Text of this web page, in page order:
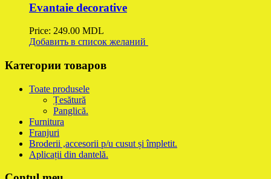
Evantaie decorative
Price: 249.00 MDL
Добавить в список желаний
Категории товаров
Toate produsele
Țesătură
Panglică.
Furnitura
Franjuri
Broderii ,accesorii p/u cusut și împletit.
Aplicații din dantelă.